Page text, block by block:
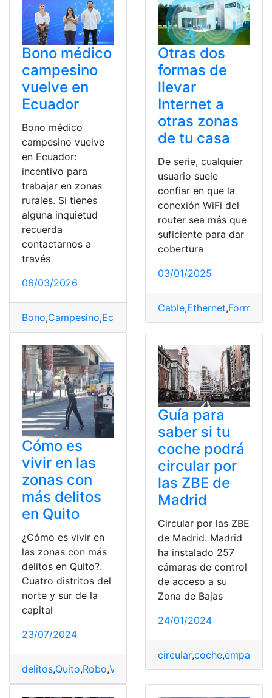
Bono médico
campesino
vuelve en
Ecuador
Bono médico
campesino vuelve
en Ecuador:
incentivo para
trabajar en zonas
rurales. Si tienes
alguna inquietud
recuerda
contactarnos a
través
06/03/2026
Bono,Campesino,Ecuador , Rurales
Otras dos
formas de
llevar
Internet a
otras zonas
de tu casa
De serie, cualquier
usuario suele
confiar en que la
conexión WiFi del
router sea más que
suficiente para dar
cobertura
03/01/2025
Cable,Ethernet,Formas
Cómo es
vivir en las
zonas con
más delitos
en Quito
¿Cómo es vivir en
las zonas con más
delitos en Quito?.
Cuatro distritos del
norte y sur de la
capital
23/07/2024
delitos,Quito,Robo,Vivir Zonas
Guía para
saber si tu
coche podrá
circular por
las ZBE de
Madrid
Circular por las ZBE
de Madrid. Madrid
ha instalado 257
cámaras de control
de acceso a su
Zona de Bajas
24/01/2024
circular,coche,